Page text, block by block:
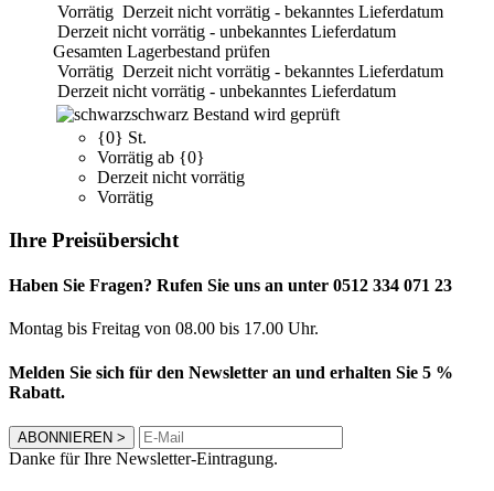
Vorrätig Derzeit nicht vorrätig - bekanntes Lieferdatum
Derzeit nicht vorrätig - unbekanntes Lieferdatum
Gesamten Lagerbestand prüfen
Vorrätig Derzeit nicht vorrätig - bekanntes Lieferdatum
Derzeit nicht vorrätig - unbekanntes Lieferdatum
schwarz Bestand wird geprüft
{0} St.
Vorrätig ab {0}
Derzeit nicht vorrätig
Vorrätig
Ihre Preisübersicht
Haben Sie Fragen? Rufen Sie uns an unter 0512 334 071 23
Montag bis Freitag von 08.00 bis 17.00 Uhr.
Melden Sie sich für den Newsletter an und erhalten Sie 5 %
Rabatt.
ABONNIEREN >
Danke für Ihre Newsletter-Eintragung.